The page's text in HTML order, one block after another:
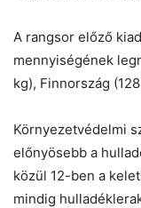
A rangsor előző
mennyiségének
kg), Finnország
Környezetvédelmi
előnyösebb a
közül 12-ben a
mindig